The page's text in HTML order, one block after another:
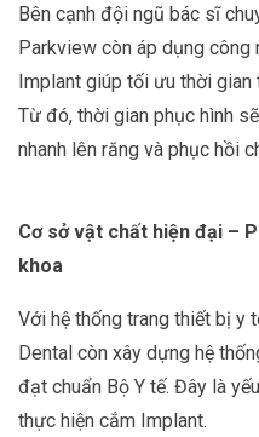
Bên cạnh đội ngũ bác sĩ
Parkview còn áp dụng công
Implant giúp tối ưu thời gian
Từ đó, thời gian phục hình
nhanh lên răng và phục hồi
Cơ sở vật chất hiện đại –
khoa
Với hệ thống trang thiết bị y
Dental còn xây dựng hệ
đạt chuẩn Bộ Y tế. Đây là
thực hiện cắm Implant.